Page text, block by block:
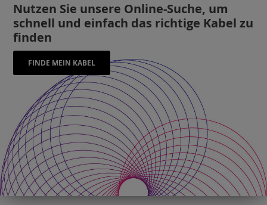
Nutzen Sie unsere Online-Suche, um
schnell und einfach das richtige Kabel zu
finden
FINDE MEIN KABEL